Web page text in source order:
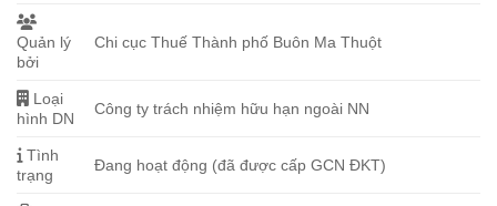
Quản lý
bởi
Chi cục Thuế Thành phố Buôn Ma Thuột
Loại
hình DN
Công ty trách nhiệm hữu hạn ngoài NN
Tình
trạng
Đang hoạt động (đã được cấp GCN ĐKT)